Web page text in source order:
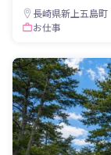
長崎県新上五島町
お仕事